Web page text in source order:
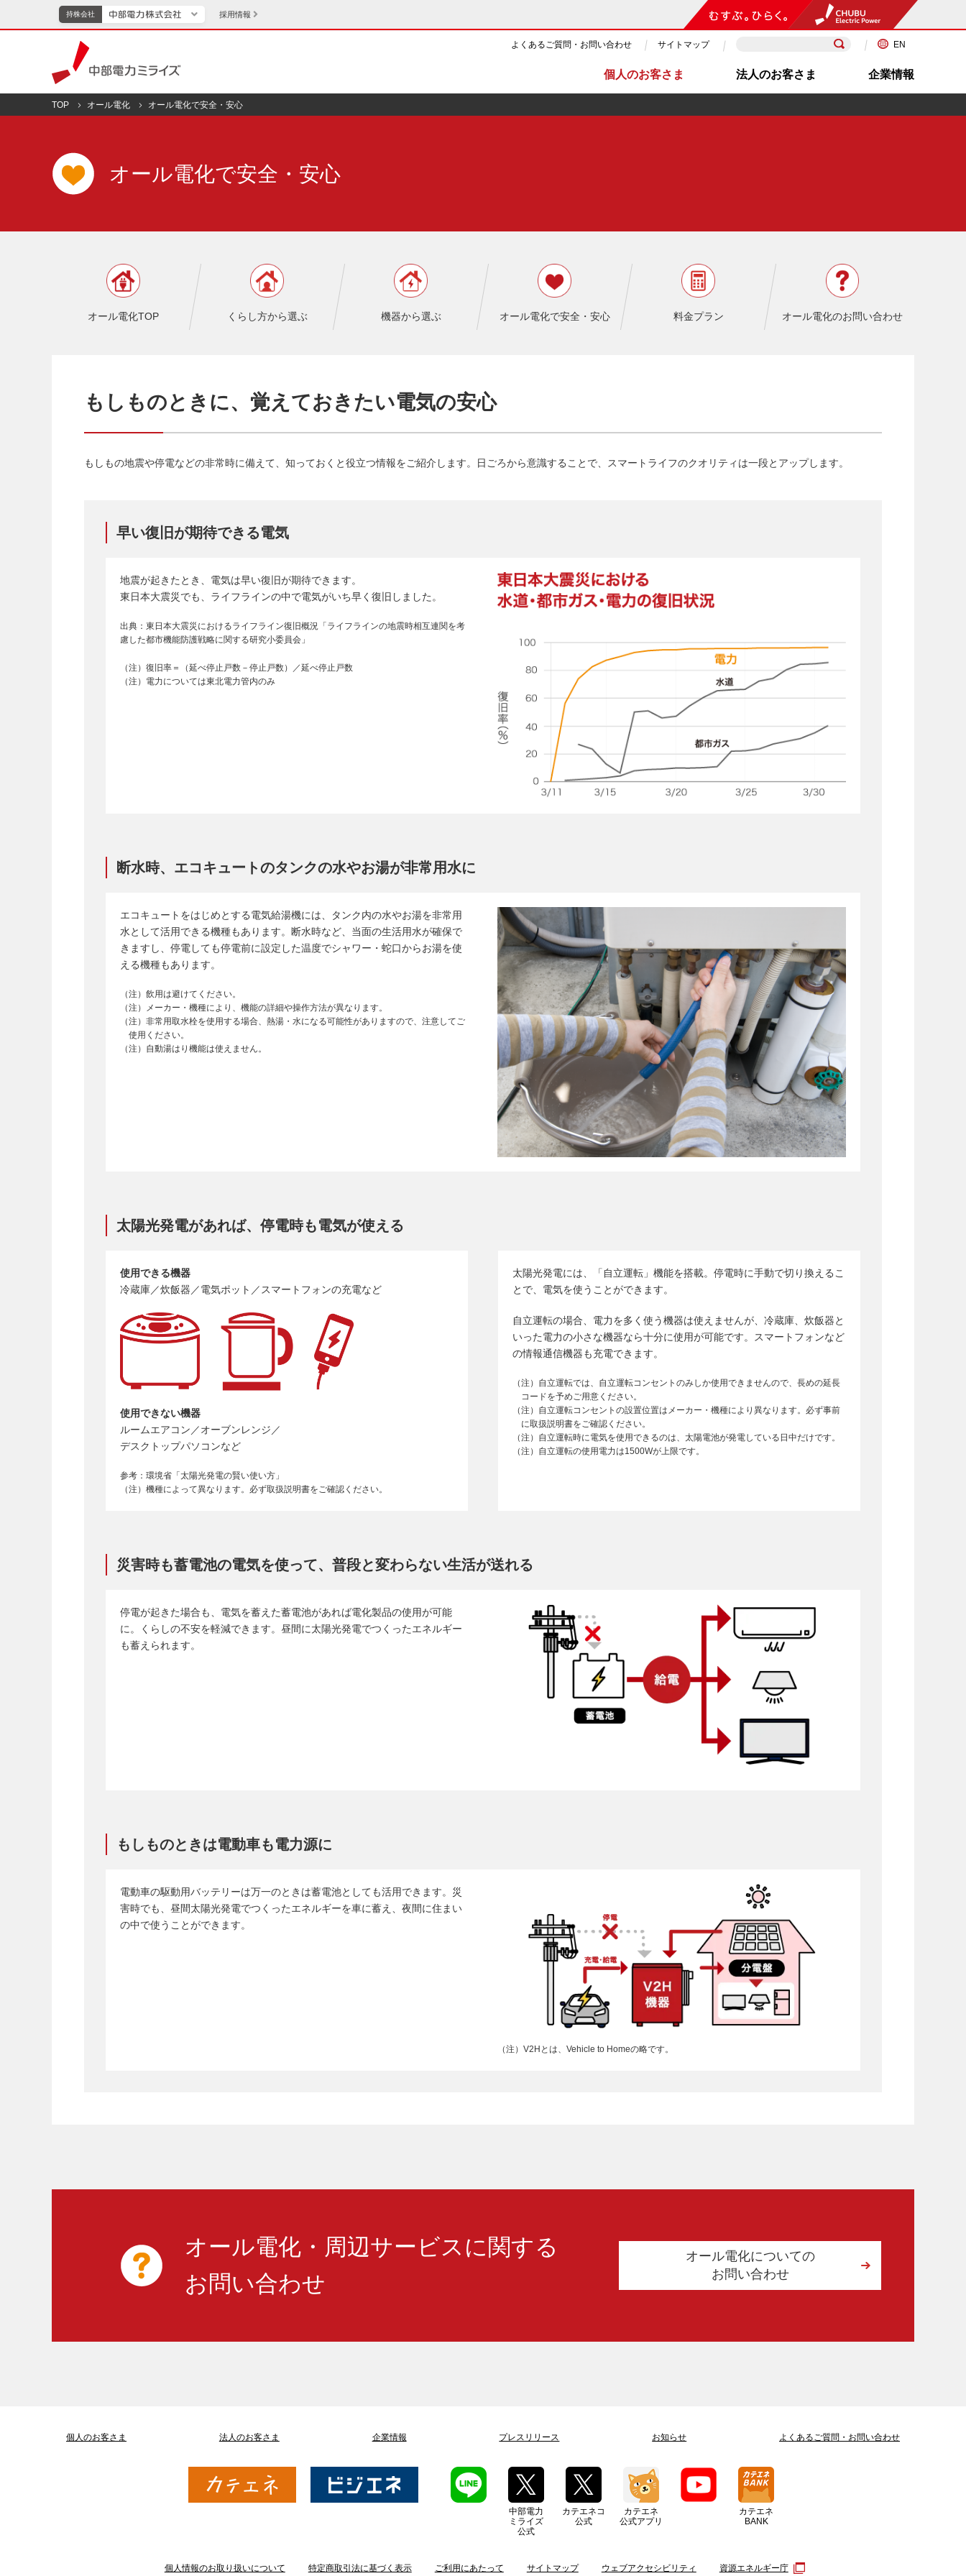
持株会社
持株会社
新成長分野・技術開発 キッズ・展示館
採用情報
中部電力ミライズ
個人のお客さま 法人のお客さま 企業情報
よくあるご質問・お問い合わせ サイトマップ EN
TOP オール電化 オール電化で安全・安心
オール電化で安全・安心
オール電化TOP くらし方から選ぶ 機器から選ぶ オール電化で安全・安心 料金プラン オール電化のお問い合わせ
もしものときに、覚えておきたい電気の安心
もしもの地震や停電などの非常時に備えて、知っておくと役立つ情報をご紹介します。日ごろから意識することで、スマートライフのクオリティは一段とアップします。
早い復旧が期待できる電気
地震が起きたとき、電気は早い復旧が期待できます。
東日本大震災でも、ライフラインの中で電気がいち早く復旧しました。
出典：東日本大震災におけるライフライン復旧概況「ライフラインの地震時相互連関を考
慮した都市機能防護戦略に関する研究小委員会」
（注）復旧率＝（延べ停止戸数－停止戸数）／延べ停止戸数
（注）電力については東北電力管内のみ
断水時、エコキュートのタンクの水やお湯が非常用水に
エコキュートをはじめとする電気給湯機には、タンク内の水やお湯を非常用
水として活用できる機種もあります。断水時など、当面の生活用水が確保で
きますし、停電しても停電前に設定した温度でシャワー・蛇口からお湯を使
える機種もあります。
（注）飲用は避けてください。
（注）メーカー・機種により、機能の詳細や操作方法が異なります。
（注）非常用取水栓を使用する場合、熱湯・水になる可能性がありますので、注意してご
使用ください。
（注）自動湯はり機能は使えません。
太陽光発電があれば、停電時も電気が使える
使用できる機器
冷蔵庫／炊飯器／電気ポット／スマートフォンの充電など
使用できない機器
ルームエアコン／オーブンレンジ／
デスクトップパソコンなど
参考：環境省「太陽光発電の賢い使い方」
（注）機種によって異なります。必ず取扱説明書をご確認ください。
太陽光発電には、「自立運転」機能を搭載。停電時に手動で切り換えるこ
とで、電気を使うことができます。
自立運転の場合、電力を多く使う機器は使えませんが、冷蔵庫、炊飯器と
いった電力の小さな機器なら十分に使用が可能です。スマートフォンなど
の情報通信機器も充電できます。
（注）自立運転では、自立運転コンセントのみしか使用できませんので、長めの延長
コードを予めご用意ください。
（注）自立運転コンセントの設置位置はメーカー・機種により異なります。必ず事前
に取扱説明書をご確認ください。
（注）自立運転時に電気を使用できるのは、太陽電池が発電している日中だけです。
（注）自立運転の使用電力は1500Wが上限です。
災害時も蓄電池の電気を使って、普段と変わらない生活が送れる
停電が起きた場合も、電気を蓄えた蓄電池があれば電化製品の使用が可能
に。くらしの不安を軽減できます。昼間に太陽光発電でつくったエネルギー
も蓄えられます。
もしものときは電動車も電力源に
電動車の駆動用バッテリーは万一のときは蓄電池としても活用できます。災
害時でも、昼間太陽光発電でつくったエネルギーを車に蓄え、夜間に住まい
の中で使うことができます。
（注）V2Hとは、Vehicle to Homeの略です。
オール電化・周辺サービスに関する
お問い合わせ
オール電化についての
お問い合わせ
個人のお客さま 法人のお客さま 企業情報 プレスリリース お知らせ よくあるご質問 ・ お問い合わせ
中部電力
ミライズ
公式
カテエネコ
公式
カテエネ
公式アプリ
カテエネ
BANK
個人情報のお取り扱いについて 特定商取引法に基づく表示 ご利用にあたって サイトマップ ウェブアクセシビリティ 資源エネルギー庁